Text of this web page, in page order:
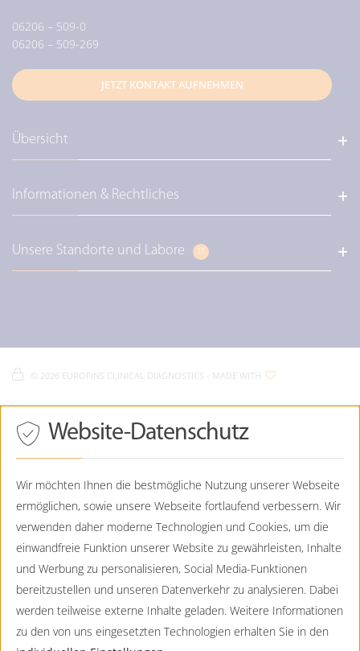
06206 – 509-0
06206 – 509-269
JETZT KONTAKT AUFNEHMEN
Übersicht
Alle Labore und Standorte
Über uns / Unser Leitbild
Clinical Academy / Fortbildungen
Informationen & Rechtliches
Eurofins Deutschland
Eurofins Clinical - Cookie Policy
Unsere Standorte und Labore 11
089 - 130744-0
Praenatalmedizin@CTDE.EurofinsEU.com
Eurofins Humangenetik
Friends Tower I / Friedenheimer Brücke 19
089 - 130744-0
089 - 130744-99
Humangenetik@CTDE.EurofinsEU.com
Eurofins Pränatal-Medizin
Lochhamer Straße 15
D-82152 Planegg
089 - 23237356-550
2026 EUROFINS CLINICAL DIAGNOSTICS - MADE WITH
Drücken
Sie
Tab,
durch
Optionen
zu
ESC
lehnt
Cookies
ab.
Website-Datenschutz
Wir möchten Ihnen die bestmögliche Nutzung unserer Webseite
ermöglichen, sowie unsere Webseite fortlaufend verbessern. Wir
verwenden daher moderne Technologien und Cookies, um die
einwandfreie Funktion unserer Website zu gewährleisten, Inhalte
und Werbung zu personalisieren, Social Media-Funktionen
bereitzustellen und unseren Datenverkehr zu analysieren. Dabei
werden teilweise externe Inhalte geladen. Weitere Informationen
zu den von uns eingesetzten Technologien erhalten Sie in den